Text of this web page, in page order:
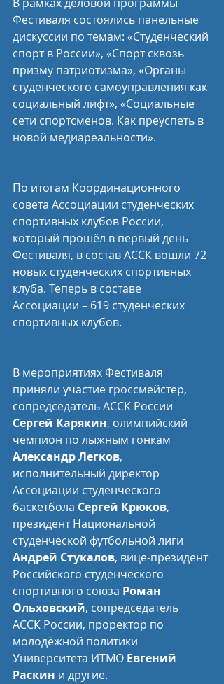
Фестиваля состоялись панельные
дискуссии по темам: «Студенческий
спорт в России», «Спорт сквозь
призму патриотизма», «Органы
студенческого самоуправления как
социальный лифт», «Социальные
сети спортсменов. Как преуспеть в
новой медиареальности».
По итогам Координационного
совета Ассоциации студенческих
спортивных клубов России,
который прошёл в первый день
Фестиваля, в состав АССК вошли 72
новых студенческих спортивных
клуба. Теперь в составе
Ассоциации – 619 студенческих
спортивных клубов.
В мероприятиях Фестиваля
приняли участие гроссмейстер,
сопредседатель АССК России
Сергей Карякин, олимпийский
чемпион по лыжным гонкам
Александр Легков,
исполнительный директор
Ассоциации студенческого
баскетбола Сергей Крюков,
президент Национальной
студенческой футбольной лиги
Андрей Стукалов, вице-президент
Российского студенческого
спортивного союза Роман
Ольховский, сопредседатель
АССК России, проректор по
молодёжной политики
Университета ИТМО Евгений
Раскин и другие.